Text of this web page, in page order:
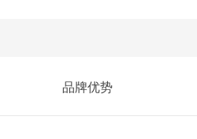
品牌优势